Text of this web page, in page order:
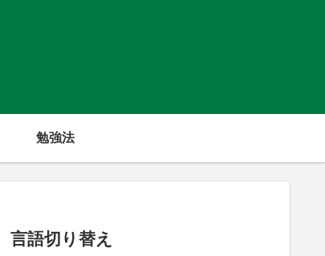
勉強法
言語切り替え